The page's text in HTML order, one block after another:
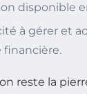
disponible
à gérer et
financière.
reste la